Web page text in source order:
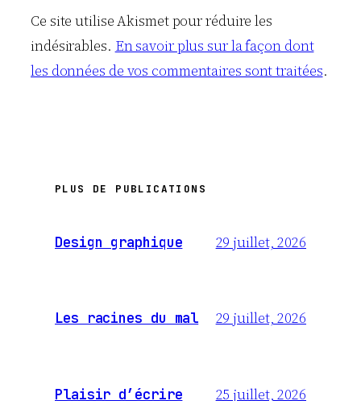
Ce site utilise Akismet pour réduire les
indésirables. En savoir plus sur la façon dont
les données de vos commentaires sont traitées.
PLUS DE PUBLICATIONS
Design graphique 29 juillet, 2026
Les racines du mal 29 juillet, 2026
Plaisir d’écrire 25 juillet, 2026